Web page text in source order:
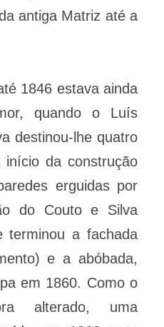
antiga Matriz até a
1846 estava ainda
quando o Luís
destinou-lhe quatro
da construção
erguidas por
do Couto e Silva
terminou a fachada
e a abóbada,
em 1860. Como o
alterado, uma